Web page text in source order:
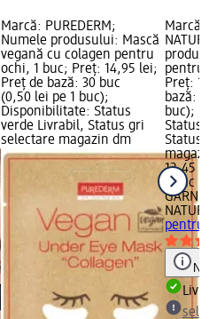
Marcă: PUREDERM;
Numele produsului: Mască
vegană cu colagen pentru
ochi, 1 buc; Preț: 14,95 lei;
Preț de bază: 30 buc
(0,50 lei pe 1 buc);
Disponibilitate: Status
verde Livrabil, Status gri
selectare magazin dm
Marcă:
pentru
Preț:
bază: 1
buc);
Status
Status
12,45 lei
1 buc
pentru
Notă